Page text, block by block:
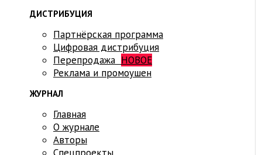
ДИСТРИБУЦИЯ
Партнёрская программа
Цифровая дистрибуция
Перепродажа НОВОЕ
Реклама и промоушен
ЖУРНАЛ
Главная
О журнале
Авторы
Спецпроекты